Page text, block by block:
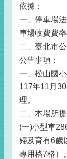
依據：
一、停車場
車場收費費
二、臺北市
公告事項：
一、松山國
117年11月
理。
二、本場所
(一)小型車
婦及育有6歲
專用格7格）。